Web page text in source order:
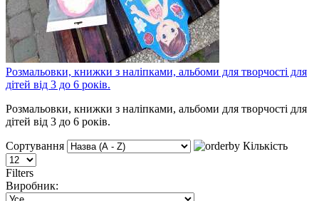
Розмальовки, книжки з наліпками, альбоми для творчості для
дітей від 3 до 6 років.
Розмальовки, книжки з наліпками, альбоми для творчості для
дітей від 3 до 6 років.
Сортування
Кількість
Filters
Виробник: